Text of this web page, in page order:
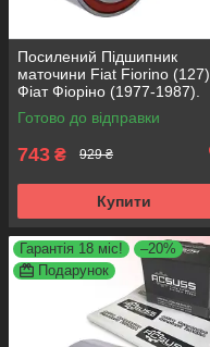
Посилений Підшипник
маточини Fiat Fiorino (127)
Фіат Фіоріно (1977-1987).
Передній. АКСУСС Корея!
VKBA1410 , R182.60 ,
Готово до відправки
743 ₴ 929 ₴
Купити
Гарантія 18 міс!
–20%
Подарунок